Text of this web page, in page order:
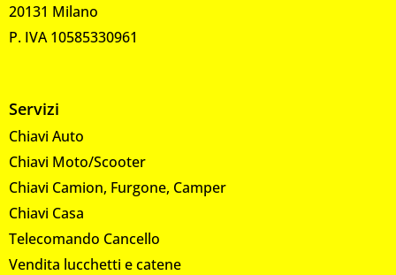
20131 Milano
P. IVA 10585330961
Servizi
Chiavi Auto
Chiavi Moto/Scooter
Chiavi Camion, Furgone, Camper
Chiavi Casa
Telecomando Cancello
Vendita lucchetti e catene